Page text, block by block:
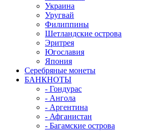
Украина
Уругвай
Филиппины
Шетландские острова
Эритрея
Югославия
Япония
Серебряные монеты
БАНКНОТЫ
- Гондурас
- Ангола
- Аргентина
- Афганистан
- Багамские острова